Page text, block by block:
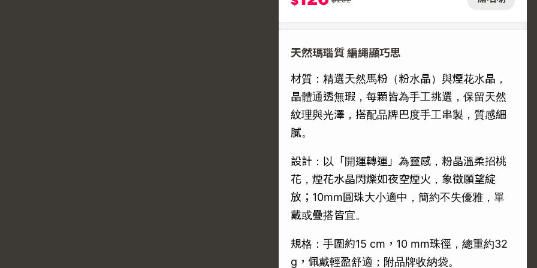
天然瑪瑙質 編繩顯巧思
材質：精選天然馬粉（粉水晶）與煙花水晶，
晶體通透無瑕，每顆皆為手工挑選，保留天然
紋理與光澤，搭配品牌巴度手工串製，質感細
膩。
設計：以「開運轉運」為靈感，粉晶溫柔招桃
花，煙花水晶閃爍如夜空煙火，象徵願望綻
放；10mm圓珠大小適中，簡約不失優雅，單
戴或疊搭皆宜。
規格：手圍約15 cm，10 mm珠徑，總重約32
g，佩戴輕盈舒適；附品牌收納袋。